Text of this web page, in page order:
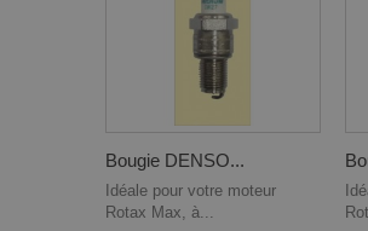
Bougie DENSO...
Idéale pour votre moteur
Rotax Max, à...